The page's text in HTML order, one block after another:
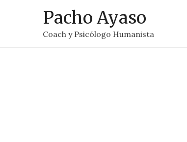
Pacho Ayaso
Coach y Psicólogo Humanista